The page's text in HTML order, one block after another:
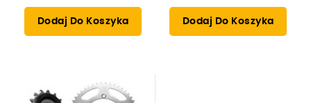
Dodaj Do Koszyka Dodaj Do Koszyka